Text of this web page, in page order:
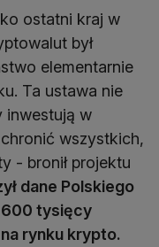
ostatni kraj w
był
elementarnie
Ta ustawa nie
inwestują w
wszystkich,
- bronił projektu
dane Polskiego
600 tysięcy
rynku krypto.